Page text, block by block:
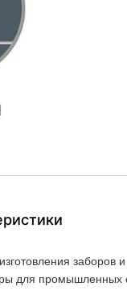
заборов
для промышленных